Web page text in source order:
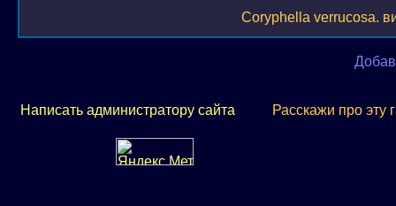
Coryphella verrucosa.
Написать администратору сайта Расскажи про эту